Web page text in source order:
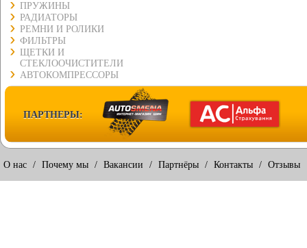
ПРУЖИНЫ
РАДИАТОРЫ
РЕМНИ И РОЛИКИ
ФИЛЬТРЫ
ЩЕТКИ И
СТЕКЛООЧИСТИТЕЛИ
АВТОКОМПРЕССОРЫ
ПАРТНЕРЫ:
О нас / Почему мы / Вакансии / Партнёры / Контакты / Отзывы